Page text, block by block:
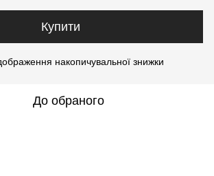
Купити
накопичувальної знижки
До обраного